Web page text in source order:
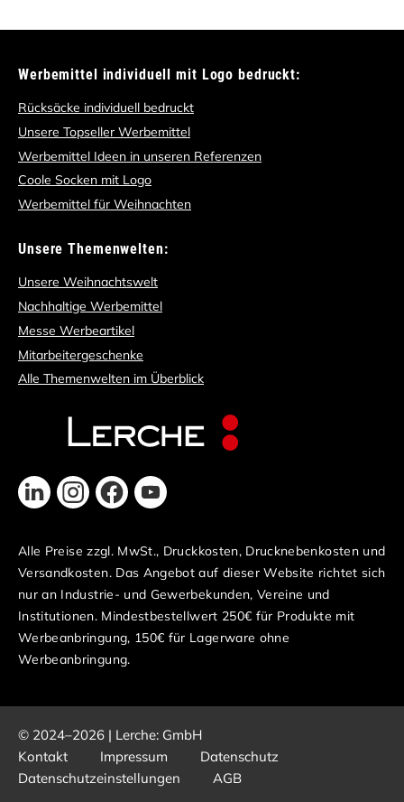
Werbemittel individuell mit Logo bedruckt:
Rücksäcke individuell bedruckt
Unsere Topseller Werbemittel
Werbemittel Ideen in unseren Referenzen
Coole Socken mit Logo
Werbemittel für Weihnachten
Unsere Themenwelten:
Unsere Weihnachtswelt
Nachhaltige Werbemittel
Messe Werbeartikel
Mitarbeitergeschenke
Alle Themenwelten im Überblick
Alle Preise zzgl. MwSt., Druckkosten, Drucknebenkosten und
Versandkosten. Das Angebot auf dieser Website richtet sich
nur an Industrie- und Gewerbekunden, Vereine und
Institutionen. Mindestbestellwert 250€ für Produkte mit
Werbeanbringung, 150€ für Lagerware ohne
Werbeanbringung.
© 2024–2026 | Lerche: GmbH
Kontakt
Impressum
Datenschutz
Datenschutzeinstellungen
AGB